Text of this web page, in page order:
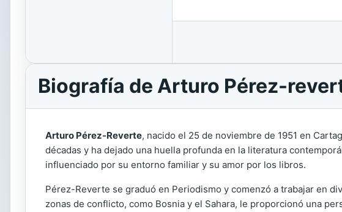
Biografía de Arturo Pérez-
Arturo Pérez-Reverte, nacido el 25 de noviembre de 1951 en
décadas y ha dejado una huella profunda en la literatura
influenciado por su entorno familiar y su amor por los libros.
Pérez-Reverte se graduó en Periodismo y comenzó a trabajar en
zonas de conflicto, como Bosnia y el Sahara, le proporcionó una